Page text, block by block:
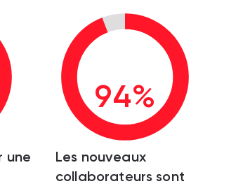
une
94%
Les nouveaux
collaborateurs sont